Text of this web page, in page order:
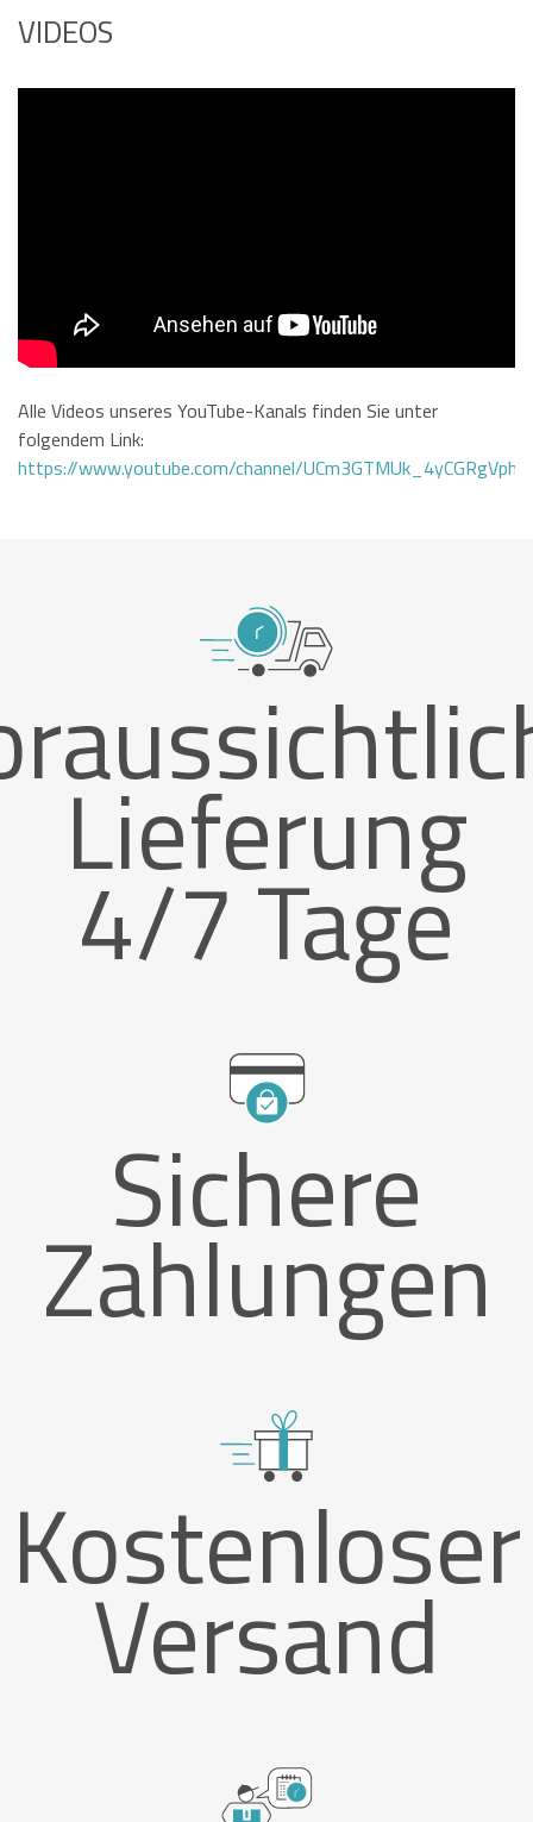
VIDEOS
Alle Videos unseres YouTube-Kanals finden Sie unter
folgendem Link:
https://www.youtube.com/channel/
Lieferung
4/7 Tage
Sichere
Zahlungen
Kostenloser
Versand